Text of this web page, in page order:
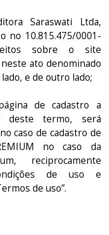
Saraswati Ltda,
no 10.815.475/0001-
sobre o site
ato denominado
lado, e de outro lado;
de cadastro a
deste termo, será
caso de cadastro de
no caso da
reciprocamente
de uso e
de uso”.